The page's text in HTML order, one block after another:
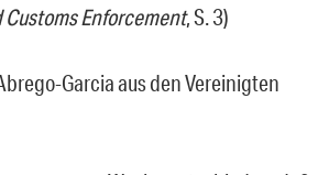
Enforcement, S. 3)
Garcia aus den Vereinigten